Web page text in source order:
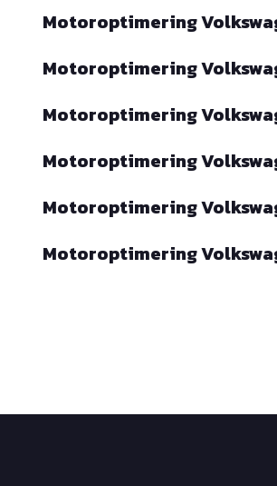
Motoroptimering
Motoroptimering
Motoroptimering
Motoroptimering
Motoroptimering
Motoroptimering